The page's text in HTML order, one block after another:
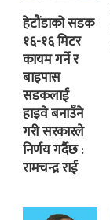
हेटौंडाको सडक
१६-१६ मिटर
कायम गर्ने र
बाइपास
सडकलाई
हाइवे बनाउँने
गरी सरकारले
निर्णय गर्दैछ :
रामचन्द्र राई